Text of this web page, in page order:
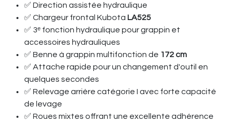
✅ Direction assistée hydraulique
✅ Chargeur frontal Kubota LA525
✅ 3ᵉ fonction hydraulique pour grappin et
accessoires hydrauliques
✅ Benne à grappin multifonction de 172 cm
✅ Attache rapide pour un changement d'outil en
quelques secondes
✅ Relevage arrière catégorie I avec forte capacité
de levage
✅ Roues mixtes offrant une excellente adhérence